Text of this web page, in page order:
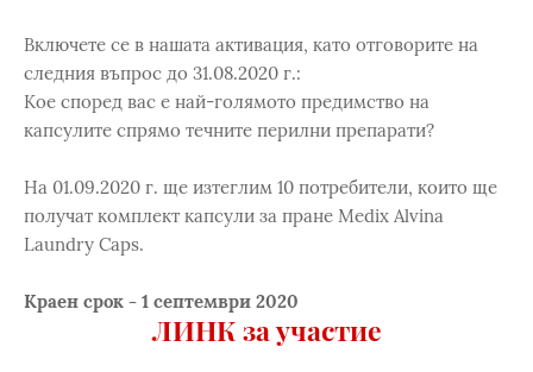
Включете се в нашата активация, като отговорите на
следния въпрос до 31.08.2020 г.:
Кое според вас е най-голямото предимство на
капсулите спрямо течните перилни препарати?
На 01.09.2020 г. ще изтеглим 10 потребители, които ще
получат комплект капсули за пране Medix Alvina
Laundry Caps.
Краен срок - 1 септември 2020
ЛИНК за участие